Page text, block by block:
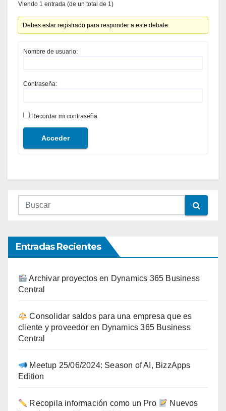
Viendo 1 entrada (de un total de 1)
Debes estar registrado para responder a este debate.
Nombre de usuario:
Contraseña:
Recordar mi contraseña
Acceder
Entradas Recientes
Archivar proyectos en Dynamics 365 Business
Central
Consolidar saldos para una empresa que es
cliente y proveedor en Dynamics 365 Business
Central
Meetup 25/06/2024: Season of AI, BizzApps
Edition
Recopila información como un Pro
Nuevos